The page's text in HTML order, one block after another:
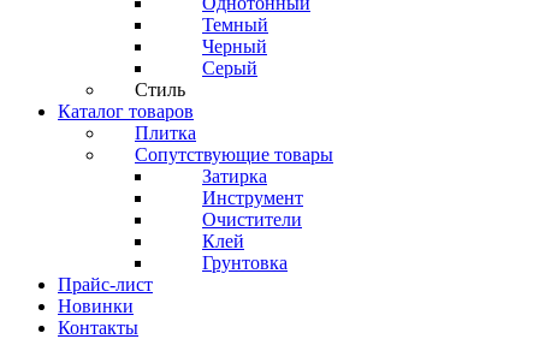
Темный
Черный
Серый
Стиль
Каталог товаров
Плитка
Сопутствующие товары
Затирка
Инструмент
Очистители
Клей
Грунтовка
Прайс-лист
Новинки
Контакты